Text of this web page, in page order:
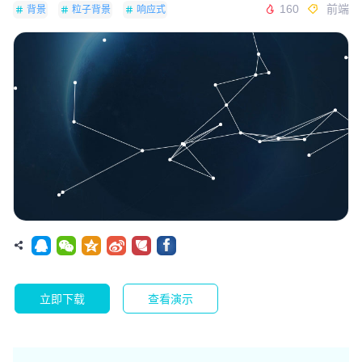
背景 粒子背景 响应式 160 前端
立即下载 查看演示